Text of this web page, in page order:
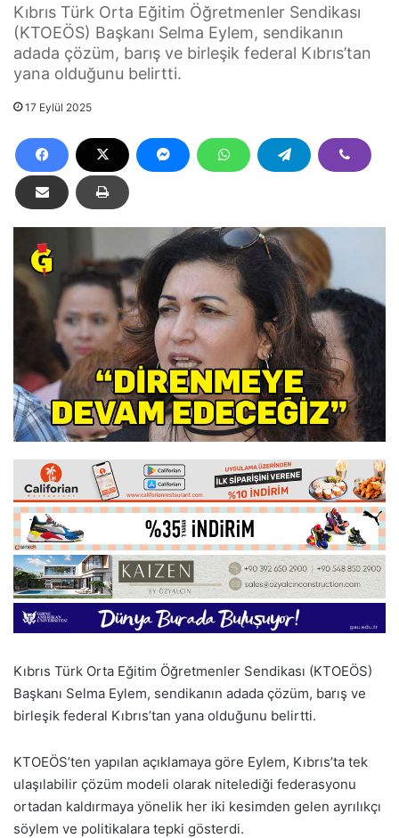
Kıbrıs Türk Orta Eğitim Öğretmenler Sendikası
(KTOEÖS) Başkanı Selma Eylem, sendikanın
adada çözüm, barış ve birleşik federal Kıbrıs’tan
yana olduğunu belirtti.
17 Eylül 2025
Kıbrıs Türk Orta Eğitim Öğretmenler Sendikası (KTOEÖS)
Başkanı Selma Eylem, sendikanın adada çözüm, barış ve
birleşik federal Kıbrıs’tan yana olduğunu belirtti.
KTOEÖS’ten yapılan açıklamaya göre Eylem, Kıbrıs’ta tek
ulaşılabilir çözüm modeli olarak nitelediği federasyonu
ortadan kaldırmaya yönelik her iki kesimden gelen ayrılıkçı
söylem ve politikalara tepki gösterdi.